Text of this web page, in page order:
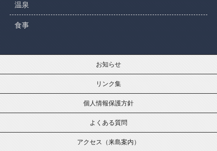
温泉
食事
お知らせ
リンク集
個人情報保護方針
よくある質問
アクセス（来島案内）